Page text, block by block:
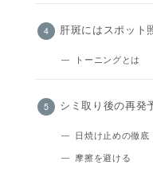
肝斑にはスポット
トーニングとは
シミ取り後の再発
日焼け止めの徹底
摩擦を避ける